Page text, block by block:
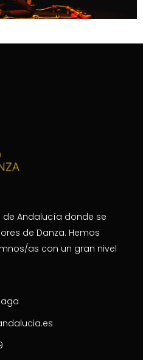
de Andalucía donde se
de Danza. Hemos
as con un gran nivel